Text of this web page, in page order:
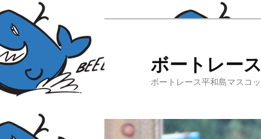
ボートレー
ボートレース平和島マスコ